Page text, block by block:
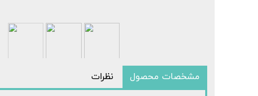
مشخصات محصول نظرات